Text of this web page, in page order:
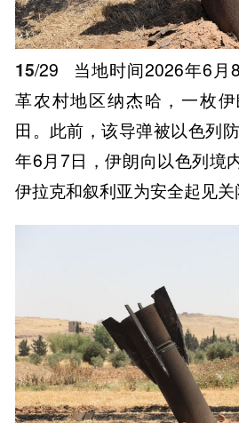
15/29
当地时间2026年6月
革农村地区纳杰哈，一枚
田。此前，该导弹被以色列
年6月7日，伊朗向以色列境
伊拉克和叙利亚为安全起见关